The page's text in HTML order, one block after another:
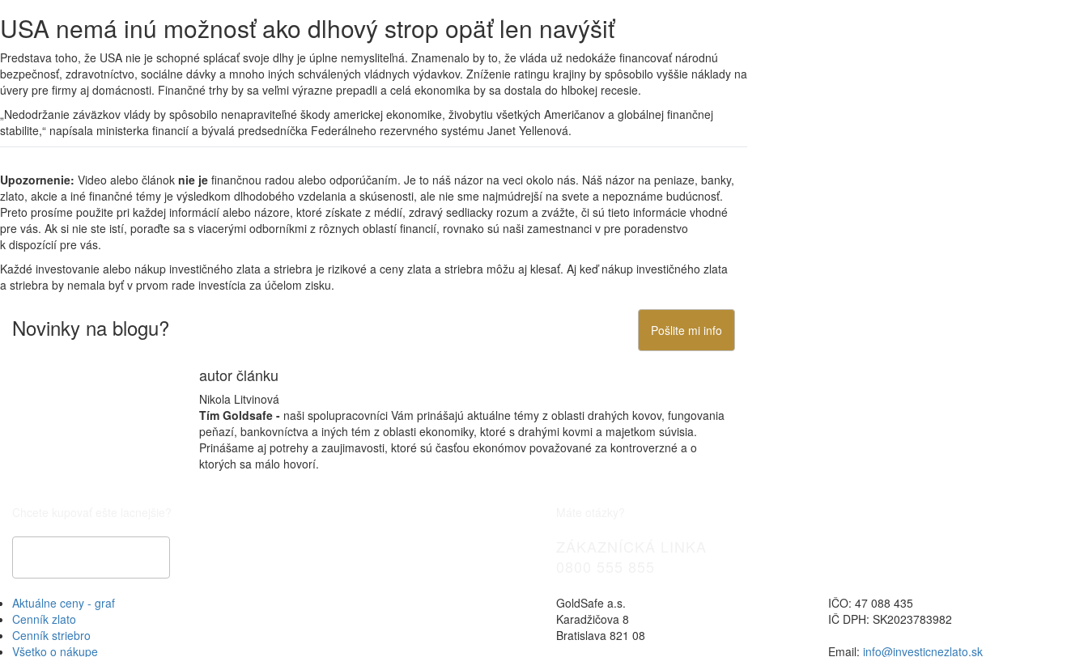
USA nemá inú možnosť ako dlhový strop opäť len navýšiť
Predstava toho, že USA nie je schopné splácať svoje dlhy je úplne nemysliteľná. Znamenalo by to, že vláda už nedokáže financovať národnú
bezpečnosť, zdravotníctvo, sociálne dávky a mnoho iných schválených vládnych výdavkov. Zníženie ratingu krajiny by spôsobilo vyššie náklady na
úvery pre firmy aj domácnosti. Finančné trhy by sa veľmi výrazne prepadli a celá ekonomika by sa dostala do hlbokej recesie.
„Nedodržanie záväzkov vlády by spôsobilo nenapraviteľné škody americkej ekonomike, živobytiu všetkých Američanov a globálnej finančnej
stabilite,“ napísala ministerka financií a bývalá predsedníčka Federálneho rezervného systému Janet Yellenová.
Upozornenie: Video alebo článok nie je finančnou radou alebo odporúčaním. Je to náš názor na veci okolo nás. Náš názor na peniaze, banky,
zlato, akcie a iné finančné témy je výsledkom dlhodobého vzdelania a skúsenosti, ale nie sme najmúdrejší na svete a nepoznáme budúcnosť.
Preto prosíme použite pri každej informácií alebo názore, ktoré získate z médií, zdravý sedliacky rozum a zvážte, či sú tieto informácie vhodné
pre vás. Ak si nie ste istí, poraďte sa s viacerými odborníkmi z rôznych oblastí financií, rovnako sú naši zamestnanci v pre poradenstvo
k dispozícií pre vás.
Každé investovanie alebo nákup investičného zlata a striebra je rizikové a ceny zlata a striebra môžu aj klesať. Aj keď nákup investičného zlata
a striebra by nemala byť v prvom rade investícia za účelom zisku.
Novinky na blogu? Pošlite mi info
autor článku
Nikola Litvinová
Tím Goldsafe - naši spolupracovníci Vám prinášajú aktuálne témy z oblasti drahých kovov, fungovania
peňazí, bankovníctva a iných tém z oblasti ekonomiky, ktoré s drahými kovmi a majetkom súvisia.
Prinášame aj potrehy a zaujimavosti, ktoré sú časťou ekonómov považované za kontroverzné a o
ktorých sa málo hovorí.
Aktuálne ceny - graf
Cenník zlato
Cenník striebro
Všetko o nákupe
GoldSafe a.s.
Karadžičova 8
Bratislava 821 08
IČO: 47 088 435
IČ DPH: SK2023783982
Email: info@investicnezlato.sk